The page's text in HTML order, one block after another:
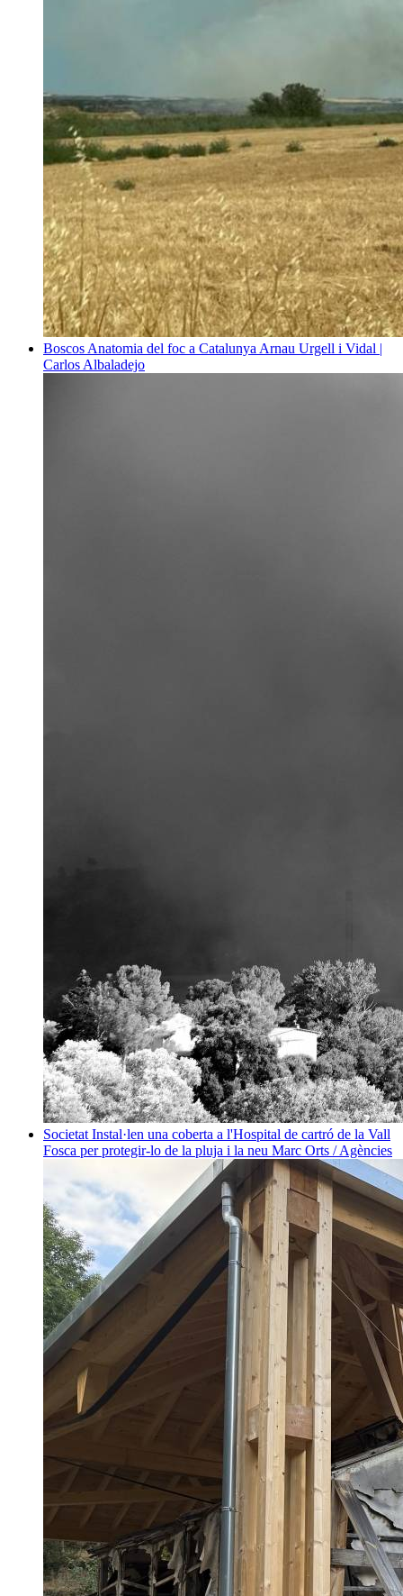
Boscos Anatomia del foc a Catalunya Arnau Urgell i Vidal |
Carlos Albaladejo
Societat Instal·len una coberta a l'Hospital de cartró de la Vall
Fosca per protegir-lo de la pluja i la neu Marc Orts / Agències